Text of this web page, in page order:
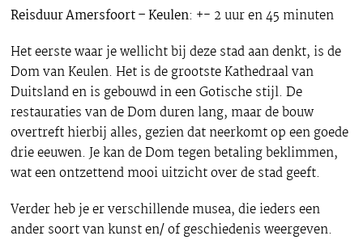
Reisduur Amersfoort – Keulen: +- 2 uur en 45 minuten
Het eerste waar je wellicht bij deze stad aan denkt, is de
Dom van Keulen. Het is de grootste Kathedraal van
Duitsland en is gebouwd in een Gotische stijl. De
restauraties van de Dom duren lang, maar de bouw
overtreft hierbij alles, gezien dat neerkomt op een goede
drie eeuwen. Je kan de Dom tegen betaling beklimmen,
wat een ontzettend mooi uitzicht over de stad geeft.
Verder heb je er verschillende musea, die ieders een
ander soort van kunst en/ of geschiedenis weergeven.